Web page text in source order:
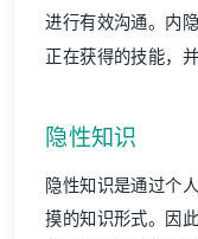
进行有效沟通。内
正在获得的技能，
隐性知识
隐性知识是通过个
摸的知识形式。因